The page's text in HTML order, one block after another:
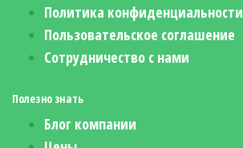
Политика конфиденциальности
Пользовательское соглашение
Сотрудничество с нами
Полезно знать
Блог компании